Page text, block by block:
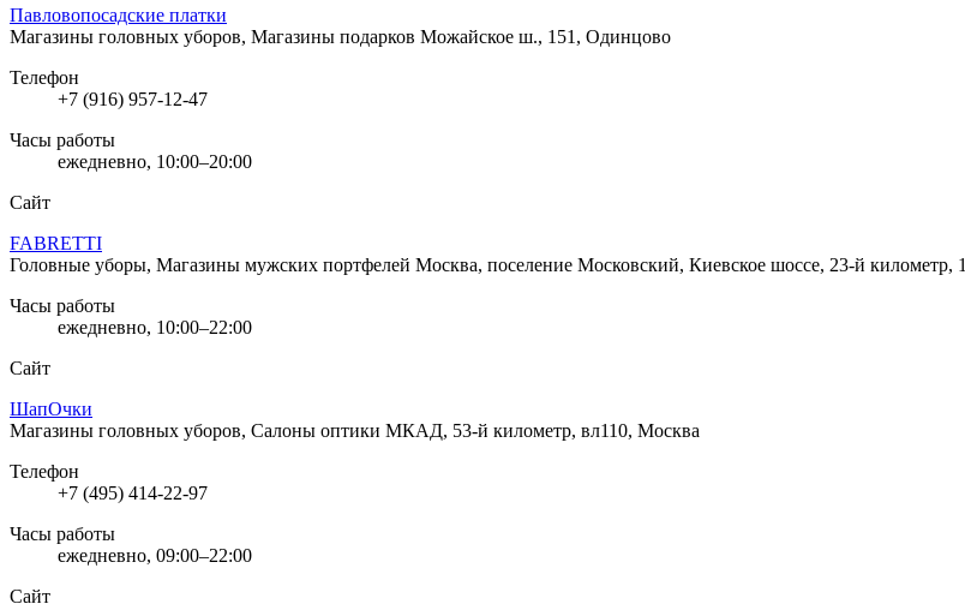
Павловопосадские платки
Магазины головных уборов, Магазины подарков Можайское ш., 151, Одинцово
Телефон
+7 (916) 957-12-47
Часы работы
ежедневно, 10:00–20:00
Сайт
FABRETTI
Головные уборы, Магазины мужских портфелей Москва, поселение Московский, Киевское шоссе, 23-й километр, 1
Часы работы
ежедневно, 10:00–22:00
Сайт
ШапОчки
Магазины головных уборов, Салоны оптики МКАД, 53-й километр, вл110, Москва
Телефон
+7 (495) 414-22-97
Часы работы
ежедневно, 09:00–22:00
Сайт